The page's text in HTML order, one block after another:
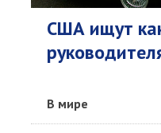
США ищут
В мире